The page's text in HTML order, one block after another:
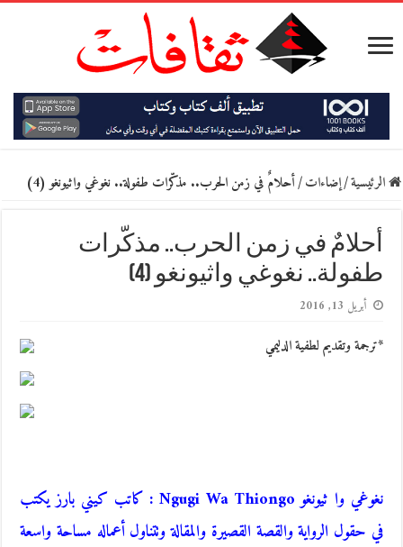
الرئيسية/إضاءات/أحلامٌ في زمن الحرب.. مذكّرات طفولة.. نغوغي واثيونغو (4)
أحلامٌ في زمن الحرب.. مذكّرات
طفولة.. نغوغي واثيونغو (4)
أبريل 13, 2016
*ترجمة وتقديم لطفية الدليمي
نغوغي وا ثيونغو Ngugi Wa Thiongo : كاتب كيني بارز يكتب
في حقول الرواية والقصة القصيرة والمقالة وتتناول أعماله مساحة واسعة